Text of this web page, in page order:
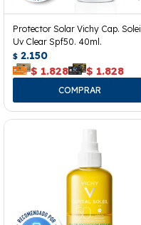
Protector Solar Vichy Cap. Soleil
Uv Clear Spf50. 40ml.
$ 2.150
$ 1.828 $ 1.828